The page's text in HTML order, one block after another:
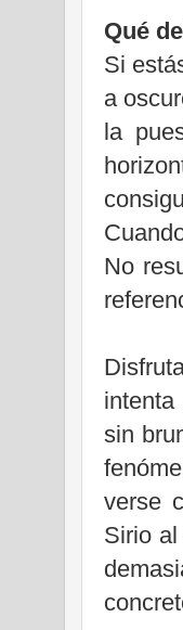
Qué
Si
a
la
No
sin
verse
Sirio